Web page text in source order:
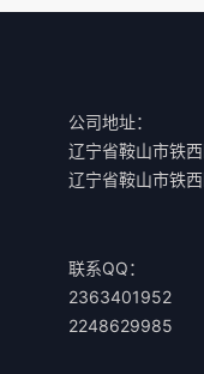
公司地址：
辽宁省鞍山市铁
辽宁省鞍山市铁
联系QQ：
2363401952
2248629985